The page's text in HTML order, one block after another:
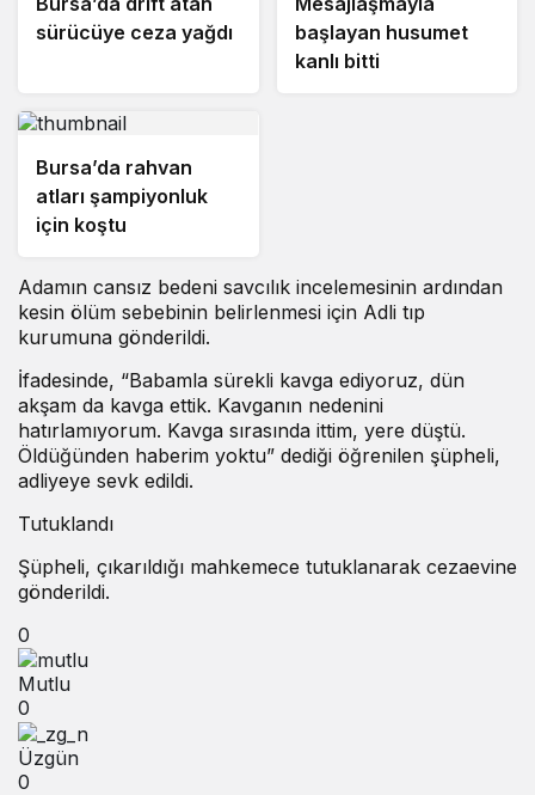
sürücüye ceza yağdı
başlayan husumet
kanlı bitti
Bursa’da rahvan
atları şampiyonluk
için koştu
Adamın cansız bedeni savcılık incelemesinin ardından
kesin ölüm sebebinin belirlenmesi için Adli tıp
kurumuna gönderildi.
İfadesinde, “Babamla sürekli kavga ediyoruz, dün
akşam da kavga ettik. Kavganın nedenini
hatırlamıyorum. Kavga sırasında ittim, yere düştü.
Öldüğünden haberim yoktu” dediği öğrenilen şüpheli,
adliyeye sevk edildi.
Tutuklandı
Şüpheli, çıkarıldığı mahkemece tutuklanarak cezaevine
gönderildi.
0
Mutlu
0
Üzgün
0